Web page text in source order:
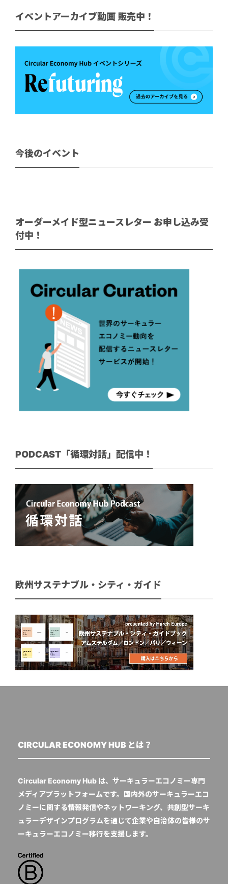
イベントアーカイブ動画 販売中！
今後のイベント
オーダーメイド型ニュースレター お申し込み受
付中！
PODCAST「循環対話」配信中！
欧州サステナブル・シティ・ガイド
CIRCULAR ECONOMY HUB とは？
Circular Economy Hub は、サーキュラーエコノミー専門
メディアプラットフォームです。国内外のサーキュラーエコ
ノミーに関する情報発信やネットワーキング、共創型サーキ
ュラーデザインプログラムを通じて企業や自治体の皆様のサ
ーキュラーエコノミー移行を支援します。